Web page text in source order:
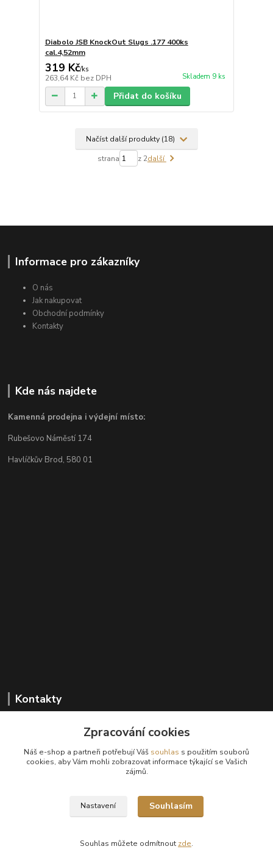
Diabolo JSB KnockOut Slugs .177 400ks
cal.4,52mm
319 Kč/ks
263,64 Kč bez DPH Skladem 9 ks
Přidat do košíku
Načíst další produkty (18)
strana z 2další
Informace pro zákazníky
O nás
Jak nakupovat
Obchodní podmínky
Kontakty
Kde nás najdete
Kamenná prodejna i výdejní místo:
Rubešovo Náměstí 174
Havlíčkův Brod, 580 01
Kontakty
+420 602 647 136
(Po-Pá, 9-18 hod.)
Zpracování cookies
Náš e-shop a partneři potřebují Váš souhlas s použitím souborů
cookies, aby Vám mohli zobrazovat informace týkající se Vašich
zájmů.
Nastavení Souhlasím
Souhlas můžete odmítnout zde.